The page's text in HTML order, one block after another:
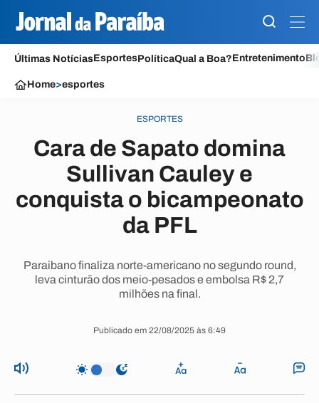
Últimas NotíciasEsportesPolíticaQual a Boa?Entretenimento
Home>esportes
ESPORTES
Cara de Sapato domina
Sullivan Cauley e
conquista o bicampeonato
da PFL
Paraibano finaliza norte-americano no segundo round,
leva cinturão dos meio-pesados e embolsa R$ 2,7
milhões na final.
Publicado em 22/08/2025 às 6:49